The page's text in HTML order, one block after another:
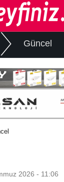
Güncel
2026 - 11:06